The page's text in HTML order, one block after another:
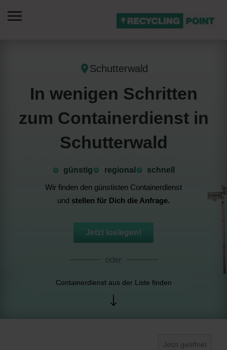
Schutterwald
In wenigen Schritten
zum Containerdienst in
Schutterwald
günstig ⁠regional
schnell
Wir finden den günstisten Containerdienst
und stellen für Dich die Anfrage.
Jetzt loslegen!
Containerdienst aus der Liste finden
Jetzt geöffnet